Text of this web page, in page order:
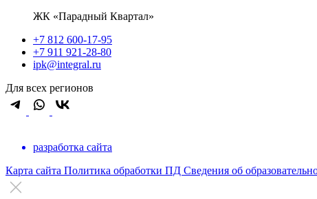
ЖК «Парадный Квартал»
+7 812 600-17-95
+7 911 921-28-80
ipk@integral.ru
Для всех регионов
разработка сайта
Карта сайта Политика обработки ПД Сведения об